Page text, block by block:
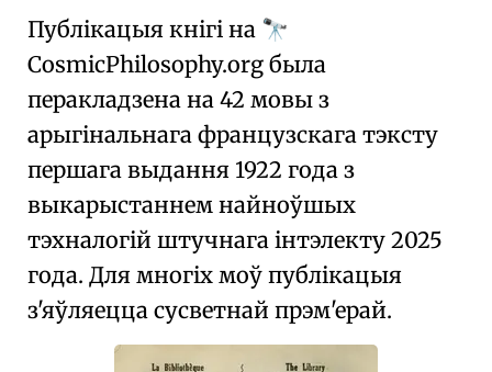
Публікацыя кнігі на 🔭
CosmicPhilosophy.org была
перакладзена на 42 мовы з
арыгінальнага французскага тэксту
першага выдання 1922 года з
выкарыстаннем найноўшых
тэхналогій штучнага інтэлекту 2025
года. Для многіх моў публікацыя
з'яўляецца сусветнай прэм'ерай.